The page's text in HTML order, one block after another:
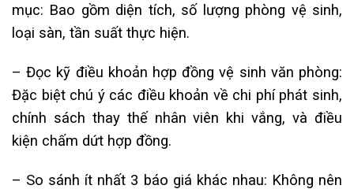
mục: Bao gồm diện tích, số lượng phòng vệ sinh,
loại sàn, tần suất thực hiện.
– Đọc kỹ điều khoản hợp đồng vệ sinh văn phòng:
Đặc biệt chú ý các điều khoản về chi phí phát sinh,
chính sách thay thế nhân viên khi vắng, và điều
kiện chấm dứt hợp đồng.
– So sánh ít nhất 3 báo giá khác nhau: Không nên